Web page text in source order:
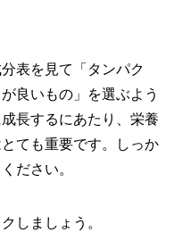
表を見て「タンパク
良いもの」を選ぶよう
長するにあたり、栄養
ても重要です。しっか
ださい。
しましょう。